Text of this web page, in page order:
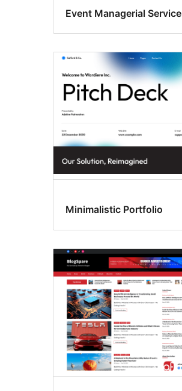
Event Managerial Service
Minimalistic Portfolio